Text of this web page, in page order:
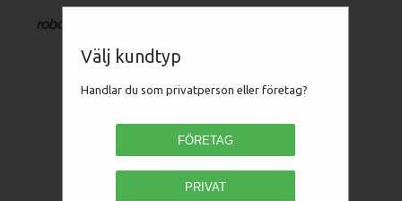
Välj kundtyp
Handlar du som privatperson eller företag?
FÖRETAG
PRIVAT